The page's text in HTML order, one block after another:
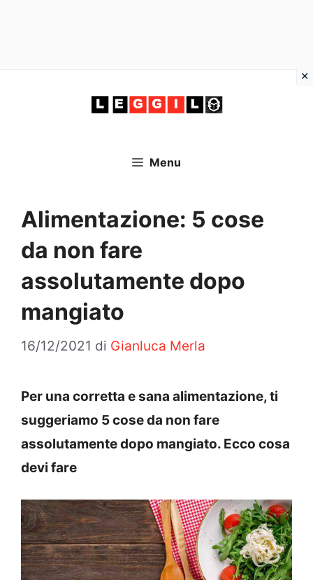
Menu
Alimentazione: 5 cose
da non fare
assolutamente dopo
mangiato
16/12/2021 di Gianluca Merla
Per una corretta e sana alimentazione, ti
suggeriamo 5 cose da non fare
assolutamente dopo mangiato. Ecco cosa
devi fare